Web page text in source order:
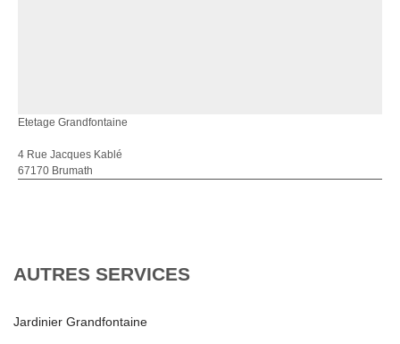
Etetage Grandfontaine
4 Rue Jacques Kablé
67170 Brumath
AUTRES SERVICES
Jardinier Grandfontaine